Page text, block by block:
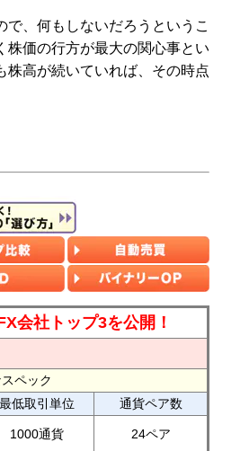
、何もしないだろうというこ
株価の行方が最大の関心事とい
株高が続いていれば、その時点
会社トップ3を公開！
ペック
最低取引単位
通貨ペア数
1000通貨 24ペア